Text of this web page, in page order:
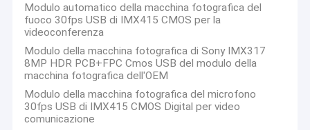
Modulo automatico della macchina fotografica del
fuoco 30fps USB di IMX415 CMOS per la
videoconferenza
Modulo della macchina fotografica di Sony IMX317
8MP HDR PCB+FPC Cmos USB del modulo della
macchina fotografica dell'OEM
Modulo della macchina fotografica del microfono
30fps USB di IMX415 CMOS Digital per video
comunicazione